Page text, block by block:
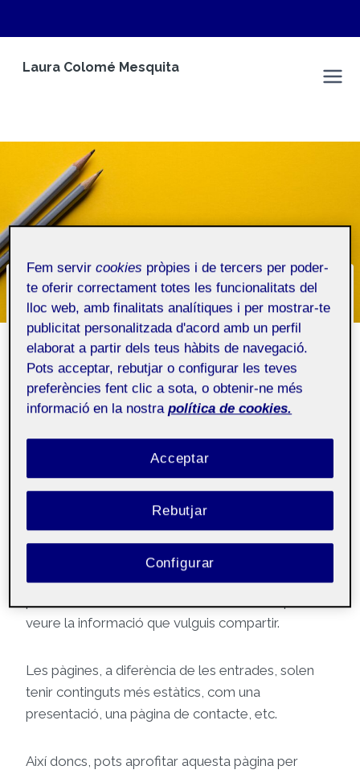
Laura Colomé Mesquita
Qui soc?
Inici/ Qui soc?
Públic
Hola!
Soc X i aquestapàginas’ha generat
automàticament. Aquesta pàgina és
pot veure tothom. És interessant que hi hagi
continguts públics en el teu espai Folio, com
aquesta pàgina de presentació. Així, si algú el visita,
veure la informació que vulguis compartir.
Les pàgines, a diferència de les entrades, solen
tenir continguts més estàtics, com una
presentació, una pàgina de contacte, etc.
Així doncs, pots aprofitar aquesta pàgina per
Fem servircookies pròpies i de tercers per poder-
te oferir correctament totes les funcionalitats del
lloc web, amb finalitats analítiques i per mostrar-te
publicitat personalitzada d'acord amb un perfil
elaborat a partir dels teus hàbits de navegació.
Pots acceptar, rebutjar o configurar les teves
preferències fent clic a sota, o obtenir-ne més
informació en la nostra política de cookies.
Rebutjar
Acceptar
Configurar